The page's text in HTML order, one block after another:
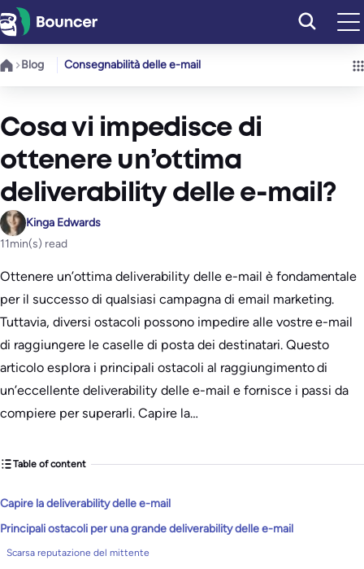
Vai
al
contenuto
Blog Consegnabilità delle e-mail
Cosa vi impedisce di
ottenere un’ottima
deliverability delle e-mail?
Kinga Edwards
11min(s) read
Ottenere un’ottima deliverability delle e-mail è fondamentale
per il successo di qualsiasi campagna di email marketing.
Tuttavia, diversi ostacoli possono impedire alle vostre e-mail
di raggiungere le caselle di posta dei destinatari. Questo
articolo esplora i principali ostacoli al raggiungimento di
un’eccellente deliverability delle e-mail e fornisce i passi da
compiere per superarli. Capire la…
Table of content
Capire la deliverability delle e-mail
Principali ostacoli per una grande deliverability delle e-mail
Scarsa reputazione del mittente